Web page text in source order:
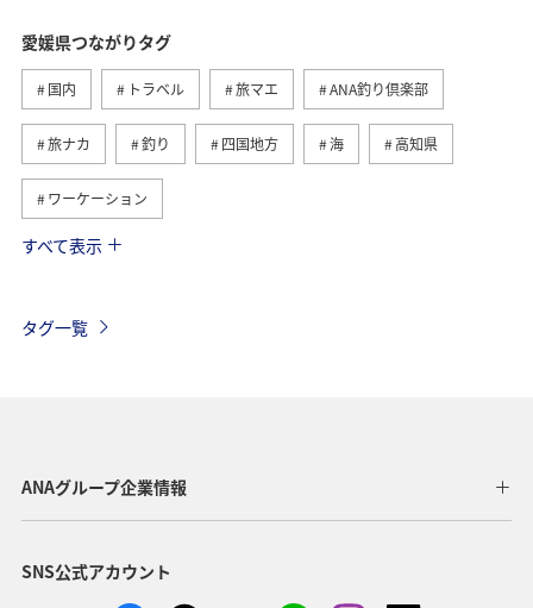
愛媛県つながりタグ
国内 トラベル 旅マエ ANA釣り倶楽部
旅ナカ 釣り 四国地方 海 高知県
ワーケーション
冬 趣味
鹿児島県 飛行機 東京都 ライフ 仙台
関西地方 大分県
すべて表示
タグ一覧
ANAグループ企業情報
SNS公式アカウント